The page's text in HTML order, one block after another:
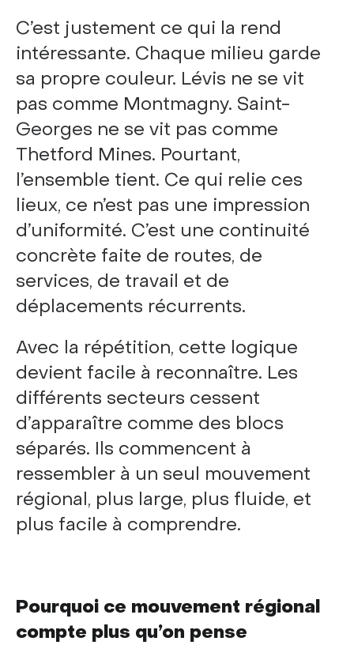
C’est justement ce qui la rend
intéressante. Chaque milieu garde
sa propre couleur. Lévis ne se vit
pas comme Montmagny. Saint-
Georges ne se vit pas comme
Thetford Mines. Pourtant,
l’ensemble tient. Ce qui relie ces
lieux, ce n’est pas une impression
d’uniformité. C’est une continuité
concrète faite de routes, de
services, de travail et de
déplacements récurrents.
Avec la répétition, cette logique
devient facile à reconnaître. Les
différents secteurs cessent
d’apparaître comme des blocs
séparés. Ils commencent à
ressembler à un seul mouvement
régional, plus large, plus fluide, et
plus facile à comprendre.
Pourquoi ce mouvement régional
compte plus qu’on pense